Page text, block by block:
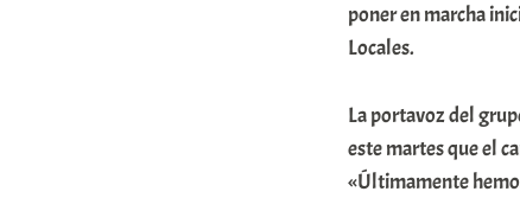
poner en marcha
Locales.
La portavoz del
este martes que el
«Últimamente